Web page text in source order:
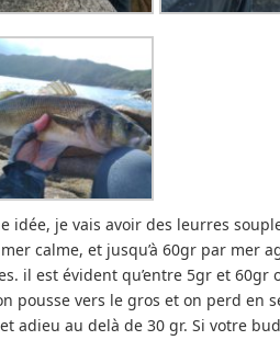
idée, je vais avoir des leurres
mer calme, et jusqu’à 60gr par
il est évident qu’entre 5gr et
pousse vers le gros et on perd en
adieu au delà de 30 gr. Si votre